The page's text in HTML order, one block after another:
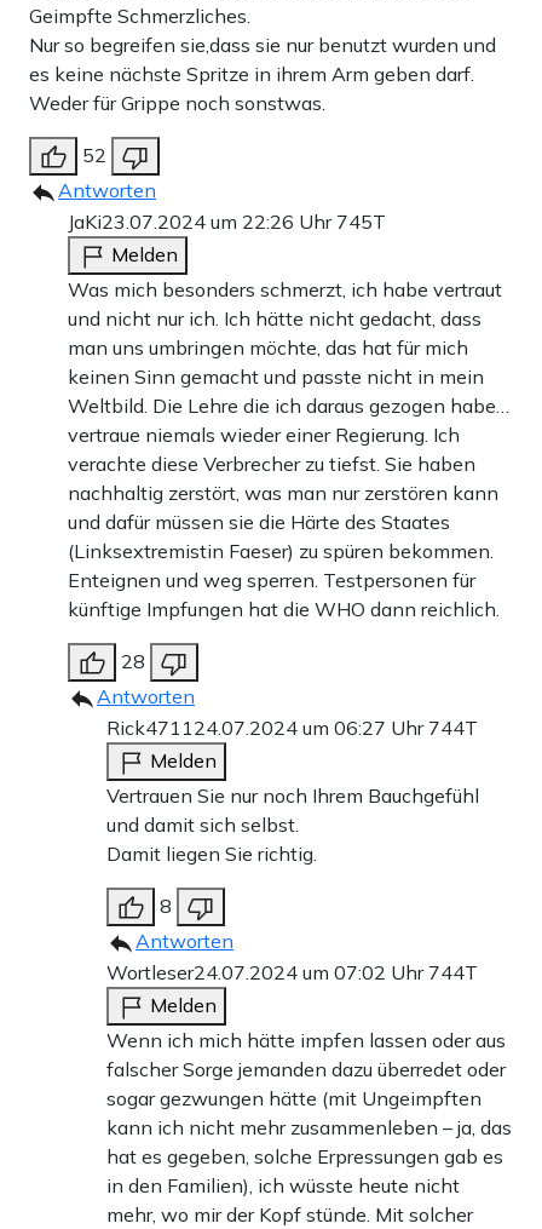
Geimpfte Schmerzliches.
Nur so begreifen sie,dass sie nur benutzt wurden und
es keine nächste Spritze in ihrem Arm geben darf.
Weder für Grippe noch sonstwas.
52
Antworten
JaKi23.07.2024 um 22:26 Uhr 745T
Melden
Was mich besonders schmerzt, ich habe vertraut
und nicht nur ich. Ich hätte nicht gedacht, dass
man uns umbringen möchte, das hat für mich
keinen Sinn gemacht und passte nicht in mein
Weltbild. Die Lehre die ich daraus gezogen habe…
vertraue niemals wieder einer Regierung. Ich
verachte diese Verbrecher zu tiefst. Sie haben
nachhaltig zerstört, was man nur zerstören kann
und dafür müssen sie die Härte des Staates
(Linksextremistin Faeser) zu spüren bekommen.
Enteignen und weg sperren. Testpersonen für
künftige Impfungen hat die WHO dann reichlich.
28
Antworten
Rick471124.07.2024 um 06:27 Uhr 744T
Melden
Vertrauen Sie nur noch Ihrem Bauchgefühl
und damit sich selbst.
Damit liegen Sie richtig.
8
Antworten
Wortleser24.07.2024 um 07:02 Uhr 744T
Melden
Wenn ich mich hätte impfen lassen oder aus
falscher Sorge jemanden dazu überredet oder
sogar gezwungen hätte (mit Ungeimpften
kann ich nicht mehr zusammenleben – ja, das
hat es gegeben, solche Erpressungen gab es
in den Familien), ich wüsste heute nicht
mehr, wo mir der Kopf stünde. Mit solcher